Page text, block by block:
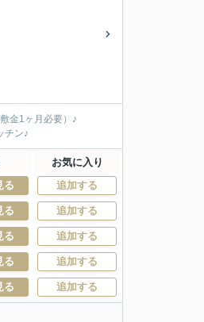
金1ヶ月必要）♪
ン♪
お気に入り
る 追加する
る 追加する
る 追加する
る 追加する
る 追加する